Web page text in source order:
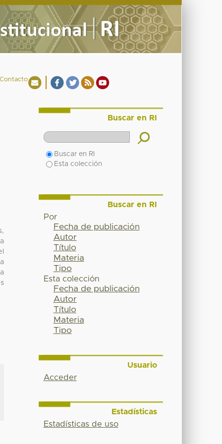
Contacto
Buscar en RI
Buscar en RI
Esta colección
Buscar en RI
Por
Fecha de publicación
Autor
Título
Materia
Tipo
Esta colección
Fecha de publicación
Autor
Título
Materia
Tipo
Usuario
Acceder
Estadísticas
Estadísticas de uso